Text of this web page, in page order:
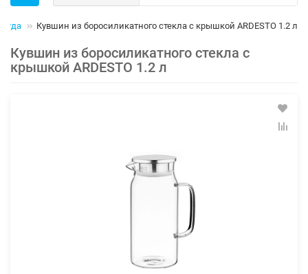
Кувшин из боросиликатного стекла с крышкой ARDESTO 1.2 л
Кувшин из боросиликатного стекла с
крышкой ARDESTO 1.2 л